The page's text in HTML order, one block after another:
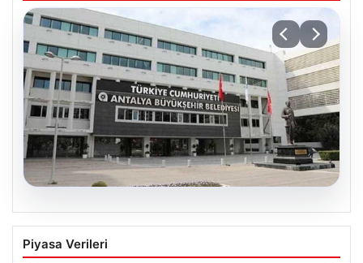
Antalya Büyükşehir Belediyesi’ne
Yönelik Rüşvet ve Yolsuzluk
Piyasa Verileri